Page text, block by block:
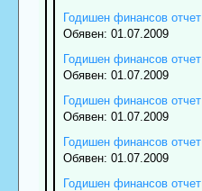
Годишен финансов отчет
Обявен: 01.07.2009
Годишен финансов отчет
Обявен: 01.07.2009
Годишен финансов отчет
Обявен: 01.07.2009
Годишен финансов отчет
Обявен: 01.07.2009
Годишен финансов отчет